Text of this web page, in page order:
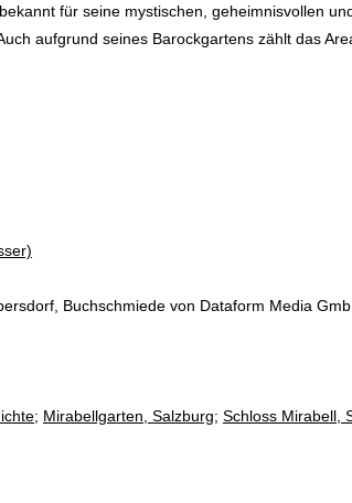
für seine mystischen, geheimnisvollen
aufgrund seines Barockgartens zählt das
Buchschmiede von Dataform Media
; Mirabellgarten, Salzburg; Schloss Mirabell,